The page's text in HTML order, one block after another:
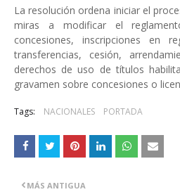
La resolución ordena iniciar el
miras a modificar el
concesiones, inscripciones en
transferencias, cesión,
derechos de uso de títulos
gravamen sobre concesiones o
Tags: NACIONALES PORTADA
MÁS ANTIGUA